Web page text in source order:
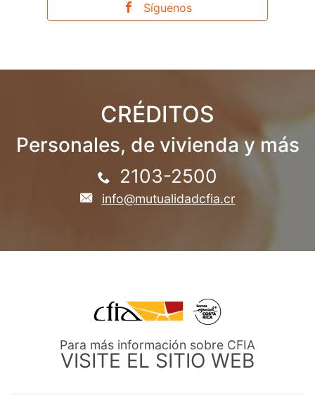
Síguenos
CRÉDITOS
Personales, de vivienda y más
2103-2500
info@mutualidadcfia.cr
Para más información sobre CFIA
VISITE EL SITIO WEB